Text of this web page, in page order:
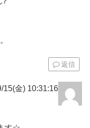
返信
15(金) 10:31:16